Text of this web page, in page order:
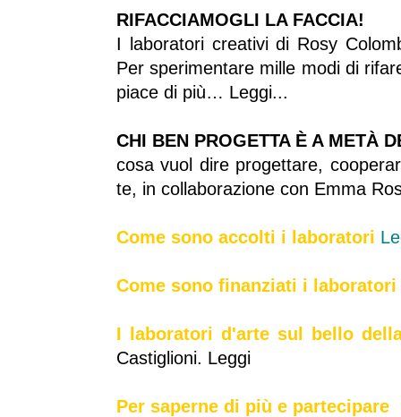
RIFACCIAMOGLI LA FACCIA!
I laboratori creativi di Rosy
Per sperimentare mille modi di
piace di più… Leggi...
CHI BEN PROGETTA È A METÀ
cosa vuol dire progettare,
te, in collaborazione con Emma
Come sono accolti i laboratori
Come sono finanziati i laboratori
I laboratori d'arte sul bello
Castiglioni. Leggi
Per saperne di più e partecipare